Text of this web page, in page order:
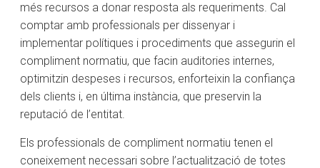
més recursos a donar resposta als requeriments. Cal
comptar amb professionals per dissenyar i
implementar polítiques i procediments que assegurin el
compliment normatiu, que facin auditories internes,
optimitzin despeses i recursos, enforteixin la confiança
dels clients i, en última instància, que preservin la
reputació de l’entitat.
Els professionals de compliment normatiu tenen el
coneixement necessari sobre l’actualització de totes